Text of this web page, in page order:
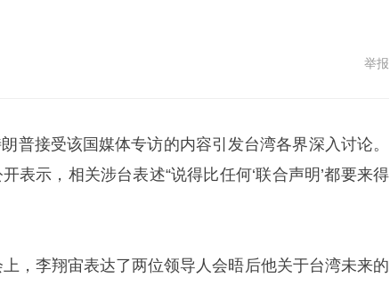
举报
普接受该国媒体专访的内容引发台湾各界深入讨论。
表示，相关涉台表述“说得比任何‘联合声明’都要来得
，李翔宙表达了两位领导人会晤后他关于台湾未来的